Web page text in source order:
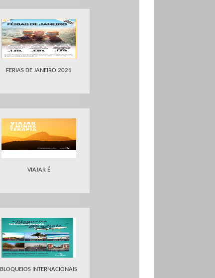
FERIAS DE JANEIRO 2021
VIAJAR É
BLOQUEIOS INTERNACIONAIS